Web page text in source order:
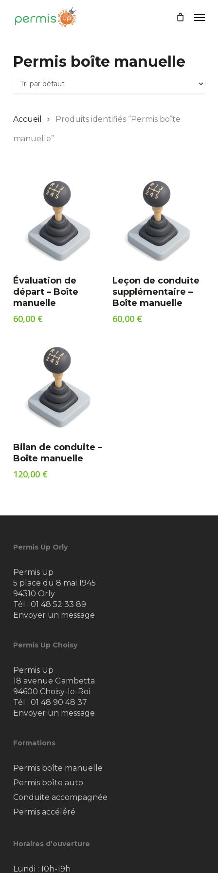
main
Permis boîte manuelle
Accueil Produits identifiés “Permis boîte
manuelle”
Ajouter Au Panier
Évaluation de
départ – Boîte
manuelle
60,00 €
Ajouter Au Panier
Leçon de conduite
supplémentaire –
Boîte manuelle
60,00 €
Ajouter Au Panier
Bilan de conduite –
Boîte manuelle
120,00 €
Permis Up Orly
Permis Up
5 place du 8 mai 1945
94310 Orly
Tél : 01 48 52 33 89
Envoyer un message
Permis Up Choisy
Permis Up
18 avenue Gambetta
94600 Choisy-le-Roi
Tél : 01 48 90 48 37
Envoyer un message
Formations
Permis boîte manuelle
Permis boîte auto
Conduite accompagnée
Permis accéléré
Horaires d'ouverture
Lundi : 10h-19h